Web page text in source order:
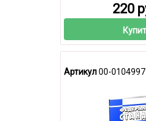
220
Артикул00-